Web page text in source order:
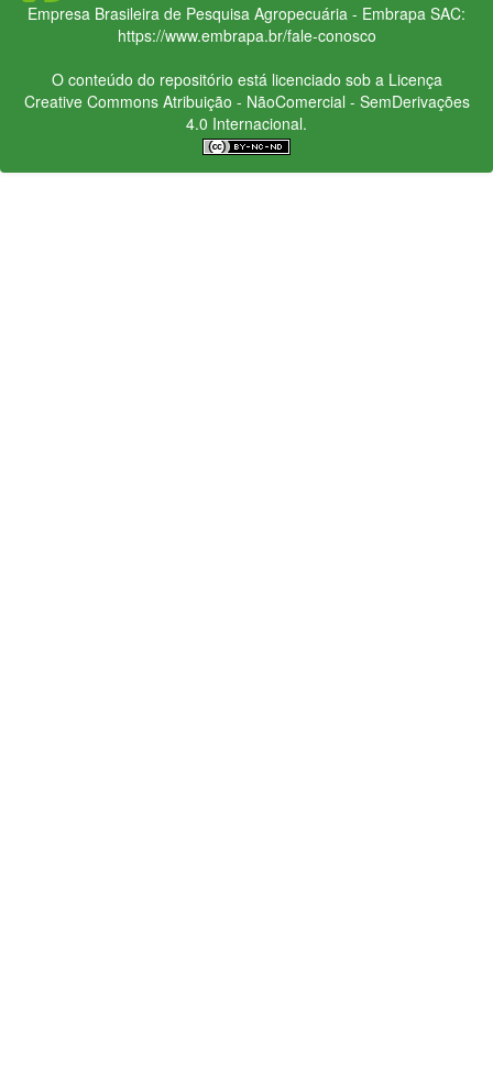
Empresa Brasileira de Pesquisa Agropecuária - Embrapa SAC:
https://www.embrapa.br/fale-conosco
O conteúdo do repositório está licenciado sob a Licença
Creative CommonsAtribuição - NãoComercial - SemDerivações
4.0 Internacional.